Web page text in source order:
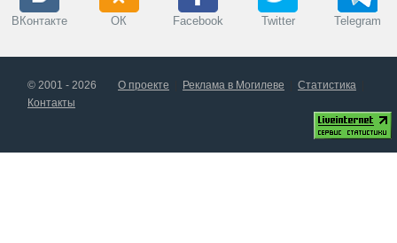
ВКонтакте ОК Facebook Twitter Telegram
© 2001 - 2026 О проекте Реклама в Могилеве
Статистика
Контакты